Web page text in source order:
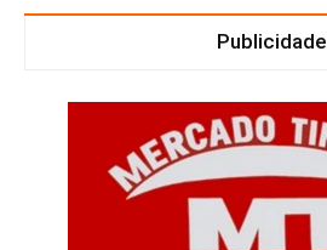
Publicidade